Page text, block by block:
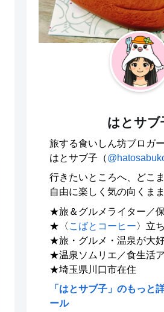
はとサブ
旅する食いしん坊ブロガ
はとサブ子（
行きたいところへ、どこ
自由に楽しく気の向くまま
★旅＆グルメライター／
★〈 こばとコーヒー〉立
★旅・グルメ・温泉が大好
★温泉ソムリエ／食生活
★埼玉県川口市在住
「はとサブ子」のもっと
ール